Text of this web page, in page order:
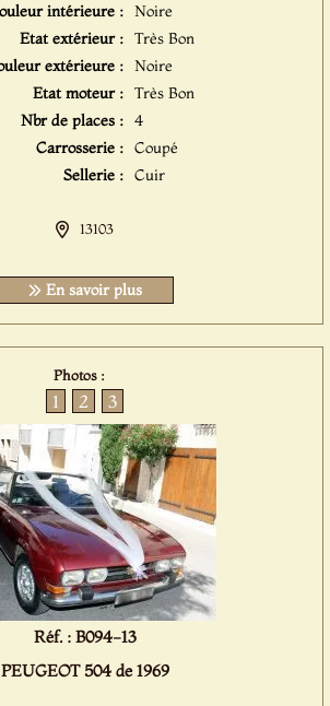
intérieure : Noire
Etat extérieur : Très Bon
extérieure : Noire
Etat moteur : Très Bon
Nbr de places : 4
Carrosserie : Coupé
Sellerie : Cuir
13103
En savoir plus
Photos :
1 2 3
Réf. : B094-13
PEUGEOT 504 de 1969